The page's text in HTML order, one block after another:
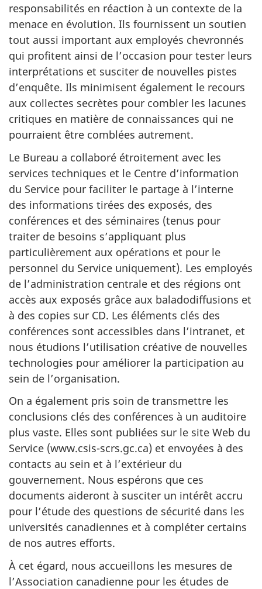
responsabilités en réaction à un contexte de la
menace en évolution. Ils fournissent un soutien
tout aussi important aux employés chevronnés
qui profitent ainsi de l’occasion pour tester leurs
interprétations et susciter de nouvelles pistes
d’enquête. Ils minimisent également le recours
aux collectes secrètes pour combler les lacunes
critiques en matière de connaissances qui ne
pourraient être comblées autrement.
Le Bureau a collaboré étroitement avec les
services techniques et le Centre d’information
du Service pour faciliter le partage à l’interne
des informations tirées des exposés, des
conférences et des séminaires (tenus pour
traiter de besoins s’appliquant plus
particulièrement aux opérations et pour le
personnel du Service uniquement). Les employés
de l’administration centrale et des régions ont
accès aux exposés grâce aux baladodiffusions et
à des copies sur CD. Les éléments clés des
conférences sont accessibles dans l’intranet, et
nous étudions l’utilisation créative de nouvelles
technologies pour améliorer la participation au
sein de l’organisation.
On a également pris soin de transmettre les
conclusions clés des conférences à un auditoire
plus vaste. Elles sont publiées sur le site Web du
Service (www.csis-scrs.gc.ca) et envoyées à des
contacts au sein et à l’extérieur du
gouvernement. Nous espérons que ces
documents aideront à susciter un intérêt accru
pour l’étude des questions de sécurité dans les
universités canadiennes et à compléter certains
de nos autres efforts.
À cet égard, nous accueillons les mesures de
l’Association canadienne pour les études de